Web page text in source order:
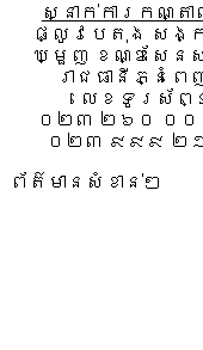
ស្នាក់ការកណ្តា
ផ្លូវបេតុង សង្ក
ឃ្មួញ ខណ្ឌសែន
រាជធានីភ្នំពេ
លេខទូរស័ព្
០២៣ ២៦០ ០០
០២៣ ៩៩៩ ២
ព័ត៌មានសំខាន់ៗ